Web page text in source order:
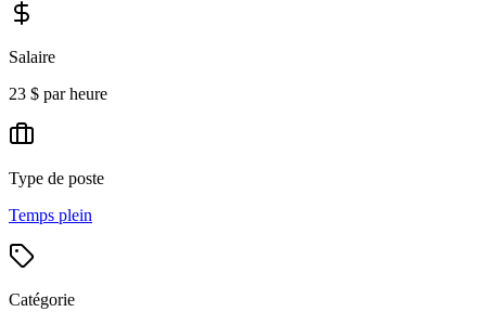
Salaire
23 $ par heure
Type de poste
Temps plein
Catégorie